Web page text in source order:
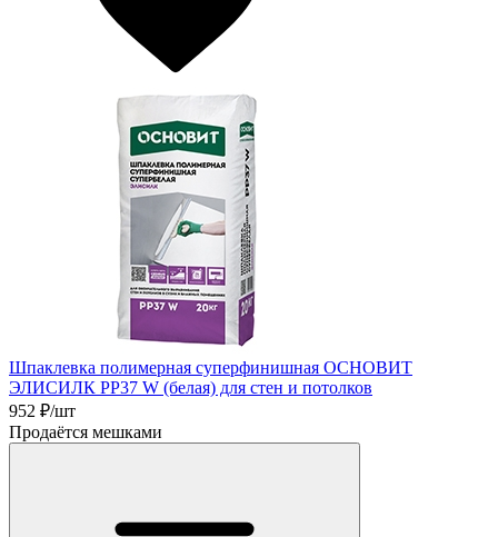
Шпаклевка полимерная суперфинишная ОСНОВИТ
ЭЛИСИЛК PP37 W (белая) для стен и потолков
952 ₽/шт
Продаётся мешками